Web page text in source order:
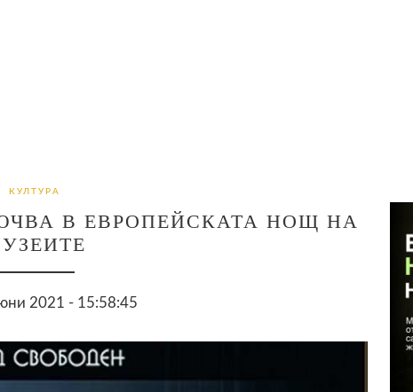
КУЛТУРА
В ЕВРОПЕЙСКАТА НОЩ НА
2021 - 15:58:45